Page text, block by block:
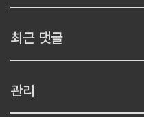
최근 댓글
관리